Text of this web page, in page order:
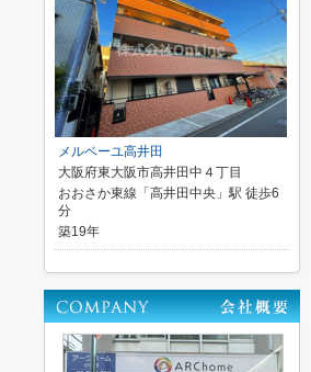
メルベーユ高井田
大阪府東大阪市高井田中４丁目
おおさか東線「高井田中央」駅 徒歩6
分
築19年